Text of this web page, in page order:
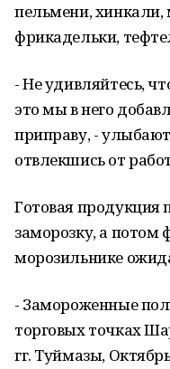
пельмени,
фрикадельки,
- Не удивляйтесь,
это мы в него
приправу, -
отвлекшись от
Готовая
заморозку, а потом
морозильнике
- Замороженные
торговых точках
гг. Туймазы,